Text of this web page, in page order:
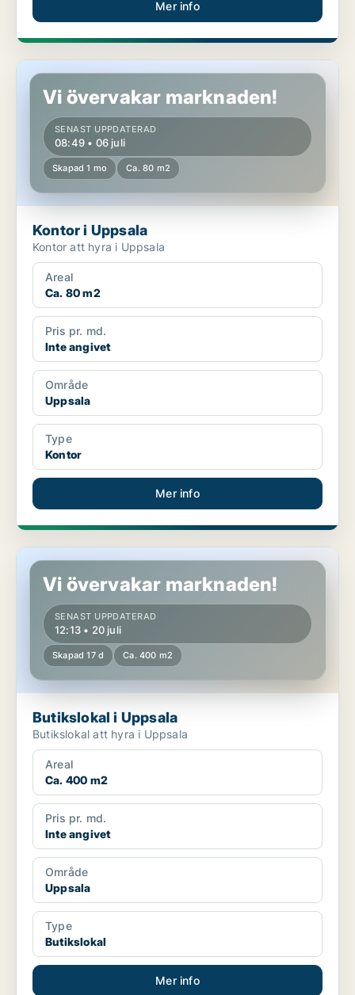
Mer info
Kontor i Uppsala
Vi övervakar marknaden!
SENAST UPPDATERAD
08:49 • 06 juli
Skapad 1 mo Ca. 80 m2
Kontor i Uppsala
Kontor att hyra i Uppsala
Areal
Ca. 80 m2
Pris pr. md.
Inte angivet
Område
Uppsala
Type
Kontor
Mer info
Butikslokal i Uppsala
Vi övervakar marknaden!
SENAST UPPDATERAD
12:13 • 20 juli
Skapad 17 d Ca. 400 m2
Butikslokal i Uppsala
Butikslokal att hyra i Uppsala
Areal
Ca. 400 m2
Pris pr. md.
Inte angivet
Område
Uppsala
Type
Butikslokal
Mer info